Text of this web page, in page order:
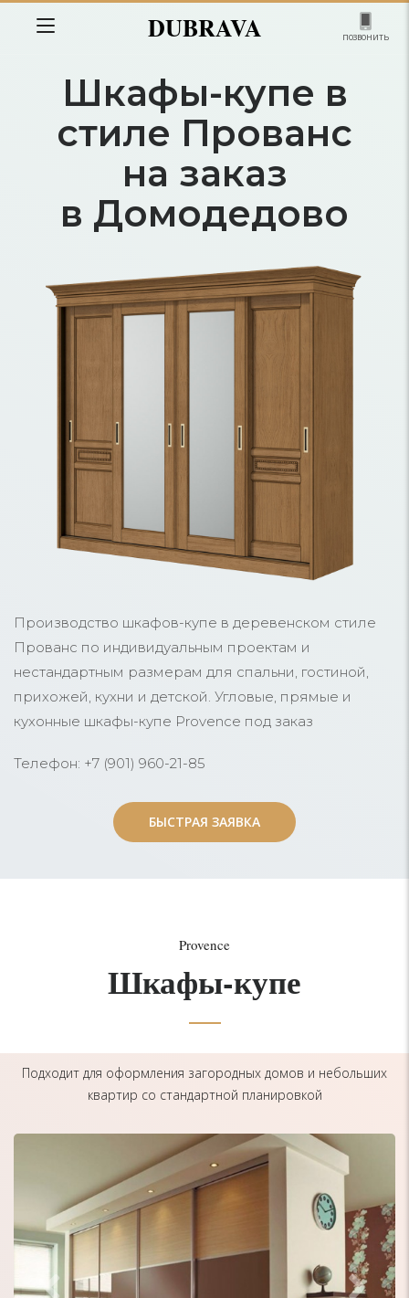
DUBRAVA позвонить
Шкафы-купе в
стиле Прованс
на заказ
в Домодедово
Производство шкафов-купе в деревенском стиле
Прованс по индивидуальным проектам и
нестандартным размерам для спальни, гостиной,
прихожей, кухни и детской. Угловые, прямые и
кухонные шкафы-купе Provence под заказ
Телефон: +7 (901) 960-21-85
БЫСТРАЯ ЗАЯВКА
БЫСТРАЯ ЗАЯВКА
Provence
Шкафы-купе
Подходит для оформления загородных домов и небольших
квартир со стандартной планировкой